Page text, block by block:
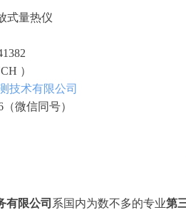
式量热仪
）
技术有限公司
微信同号）
有限公司 系国内为数不多的专业第